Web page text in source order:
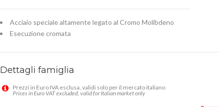
Acciaio speciale altamente legato al Cromo Molibdeno
Esecuzione cromata
Dettagli famiglia
Prezzi in Euro IVA esclusa, validi solo per il mercato italiano
Prices in Euro VAT excluded, valid for Italian market only